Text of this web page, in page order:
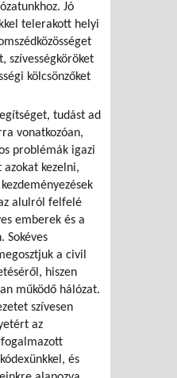
Jó
telerakott helyi
szívességköröket
kölcsönzőket
tudást ad
vonatkozóan,
problémák igazi
kezelni,
alulról felfelé
emberek és a
Sokéves
a civil
hiszen
működő hálózat.
szívesen
az
és